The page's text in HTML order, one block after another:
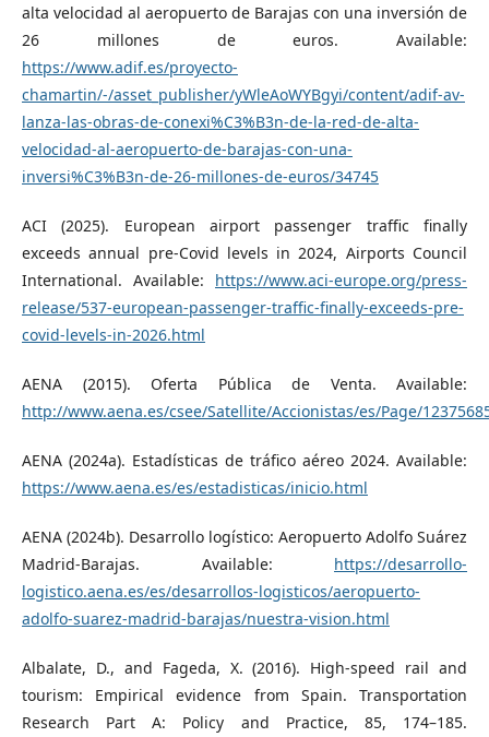
alta velocidad al aeropuerto de Barajas con una inversión de
26 millones de euros. Available:
https://www.adif.es/proyecto-
chamartin/-/asset_publisher/yWleAoWYBgyi/content/adif-av-
lanza-las-obras-de-conexi%C3%B3n-de-la-red-de-alta-
velocidad-al-aeropuerto-de-barajas-con-una-
inversi%C3%B3n-de-26-millones-de-euros/34745
ACI (2025). European airport passenger traffic finally
exceeds annual pre-Covid levels in 2024, Airports Council
International. Available: https://www.aci-europe.org/press-
release/537-european-passenger-traffic-finally-exceeds-pre-
covid-levels-in-2026.html
AENA (2015). Oferta Pública de Venta. Available:
http://www.aena.es/csee/Satellite/Accionistas/es/Page/
AENA (2024a). Estadísticas de tráfico aéreo 2024. Available:
https://www.aena.es/es/estadisticas/inicio.html
AENA (2024b). Desarrollo logístico: Aeropuerto Adolfo Suárez
Madrid-Barajas. Available: https://desarrollo-
logistico.aena.es/es/desarrollos-logisticos/aeropuerto-
adolfo-suarez-madrid-barajas/nuestra-vision.html
Albalate, D., and Fageda, X. (2016). High-speed rail and
tourism: Empirical evidence from Spain. Transportation
Research Part A: Policy and Practice, 85, 174–185.